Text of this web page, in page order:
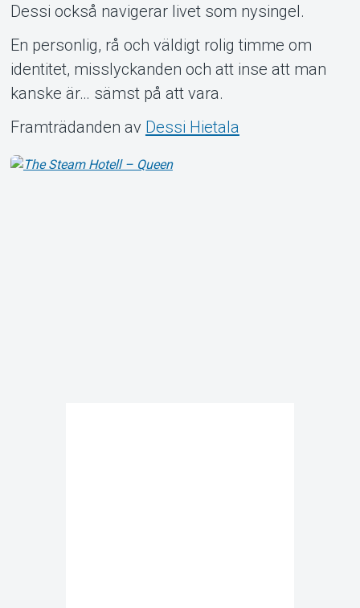
Om Tickster
Dessi också navigerar livet som nysingel.
En personlig, rå och väldigt rolig timme om
identitet, misslyckanden och att inse att man
kanske är… sämst på att vara.
Framträdanden av Dessi Hietala